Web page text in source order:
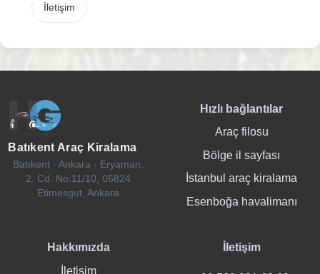
İletişim
Batıkent Araç Kiralama
Batıkent · Ankara · Eryaman,
2. Cd. No:11/10, 06824
Etimesgut, Ankara
Hızlı bağlantılar
Araç filosu
Bölge il sayfası
İstanbul araç kiralama
Esenboğa havalimanı
Hakkımızda
İletişim
İletişim